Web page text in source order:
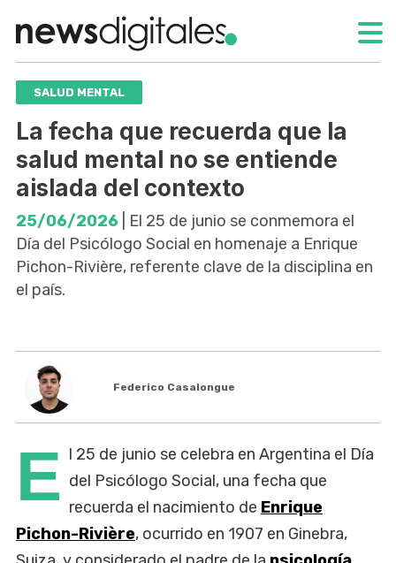
SALUD MENTAL
La fecha que recuerda que la
salud mental no se entiende
aislada del contexto
25/06/2026 | El 25 de junio se conmemora el
Día del Psicólogo Social en homenaje a Enrique
Pichon-Rivière, referente clave de la disciplina en
el país.
Federico Casalongue
E l 25 de junio se celebra en Argentina el Día
del Psicólogo Social, una fecha que
recuerda el nacimiento de Enrique
Pichon-Rivière, ocurrido en 1907 en Ginebra,